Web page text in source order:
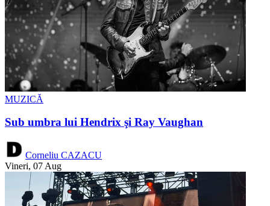
MUZICĂ
Sub umbra lui Hendrix şi Ray Vaughan
Corneliu CAZACU
Vineri, 07 Aug